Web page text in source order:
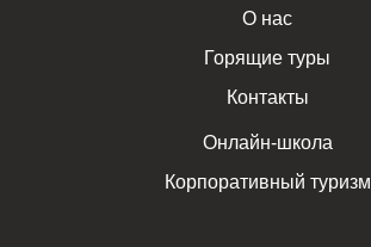
О нас
Горящие туры
Контакты
Онлайн-школа
Корпоративный туризм